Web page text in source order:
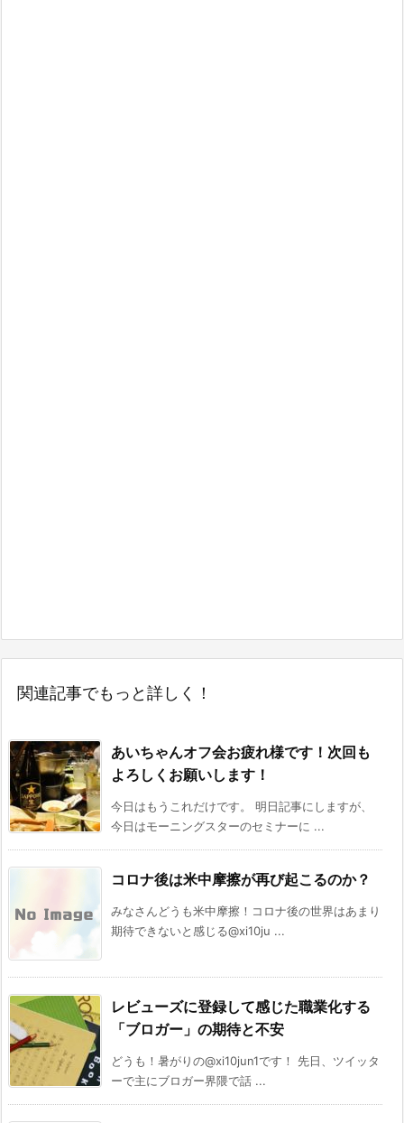
関連記事でもっと詳しく！
あいちゃんオフ会お疲れ様です！次回も
よろしくお願いします！
今日はもうこれだけです。 明日記事にしますが、
今日はモーニングスターのセミナーに ...
コロナ後は米中摩擦が再び起こるのか？
みなさんどうも米中摩擦！コロナ後の世界はあまり
期待できないと感じる@xi10ju ...
レビューズに登録して感じた職業化する
「ブロガー」の期待と不安
どうも！暑がりの@xi10jun1です！ 先日、ツイッタ
ーで主にブロガー界隈で話 ...